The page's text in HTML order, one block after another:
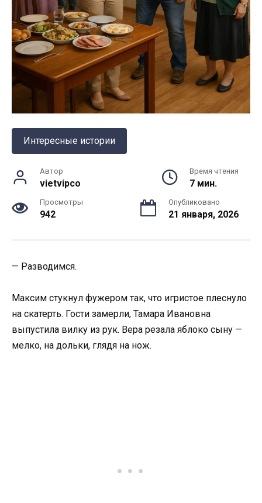
Интересные истории
Автор
vietvipco
Время чтения
7 мин.
Просмотры
942
Опубликовано
21 января, 2026
— Разводимся.
Максим стукнул фужером так, что игристое плеснуло
на скатерть. Гости замерли, Тамара Ивановна
выпустила вилку из рук. Вера резала яблоко сыну —
мелко, на дольки, глядя на нож.